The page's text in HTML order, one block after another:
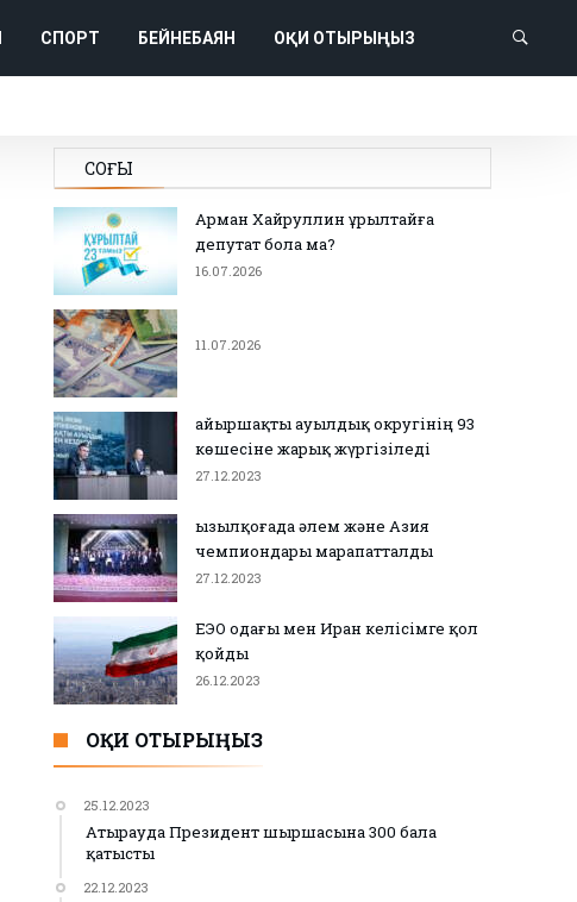
СПОРТ БЕЙНЕБАЯН ОҚИ ОТЫРЫҢЫЗ
СОҢҒЫ
Арман Хайруллин Құрылтайға
депутат бола ма?
16.07.2026
11.07.2026
Қайыршақты ауылдық округінің 93
көшесіне жарық жүргізіледі
27.12.2023
Қызылқоғада әлем және Азия
чемпиондары марапатталды
27.12.2023
ЕЭО одағы мен Иран келісімге қол
қойды
26.12.2023
ОҚИ ОТЫРЫҢЫЗ
25.12.2023
Атырауда Президент шыршасына 300 бала
қатысты
22.12.2023